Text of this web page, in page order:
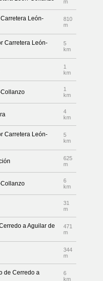
m
León-
810
m
Carretera León-
5
km
1
km
1
km
4
km
Carretera León-
5
km
625
m
6
km
31
m
a Aguilar de
471
m
344
m
de Cerredo a
6
km